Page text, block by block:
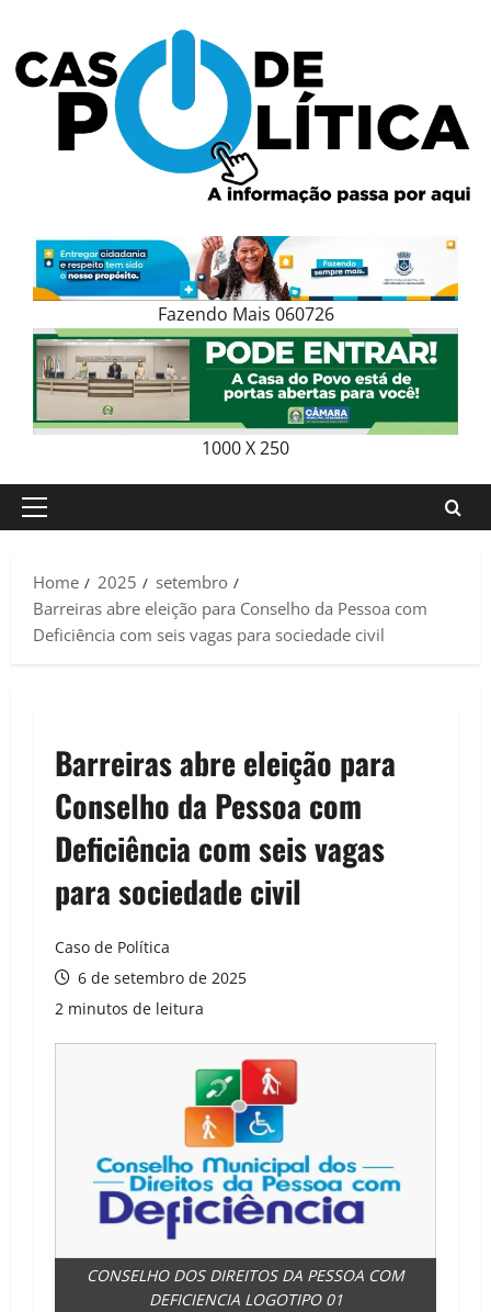
content
Fazendo Mais 060726
1000 X 250
Primary
Home
2025
setembro
Barreiras abre eleição para Conselho da Pessoa com
Deficiência com seis vagas para sociedade civil
Barreiras abre eleição para
Conselho da Pessoa com
Deficiência com seis vagas
para sociedade civil
Caso de Política
6 de setembro de 2025
2 minutos de leitura
CONSELHO DOS DIREITOS DA PESSOA COM
DEFICIENCIA LOGOTIPO 01